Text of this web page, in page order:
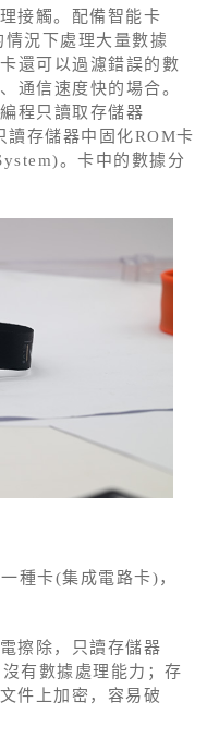
接觸。配備智能卡
況下處理大量數據
還可以過濾錯誤的數
通信速度快的場合。
程只讀取存儲器
讀存儲器中固化ROM卡
。卡中的數據分
種卡(集成電路卡)，
擦除，只讀存儲器
有數據處理能力；存
件上加密，容易破